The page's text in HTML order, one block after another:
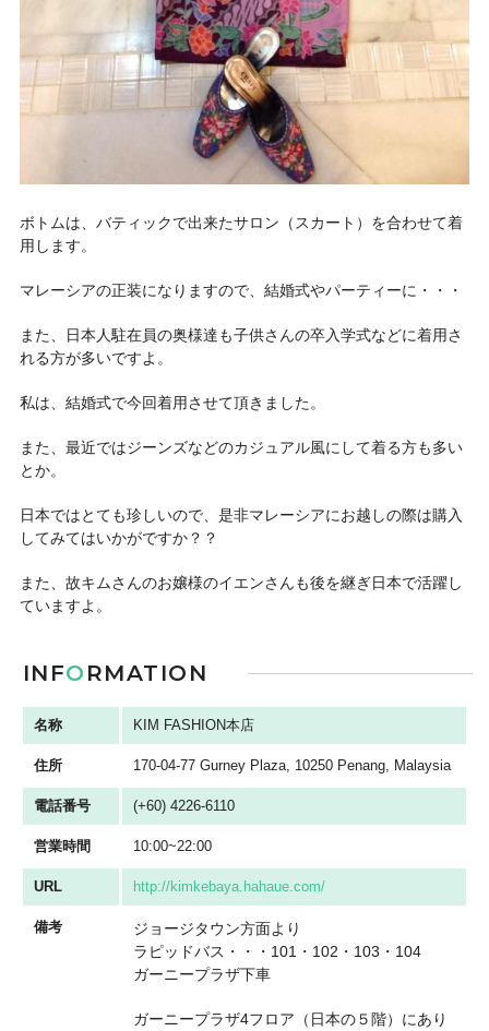
ボトムは、バティックで出来たサロン（スカート）を合わせて着
用します。
マレーシアの正装になりますので、結婚式やパーティーに・・・
また、日本人駐在員の奥様達も子供さんの卒入学式などに着用さ
れる方が多いですよ。
私は、結婚式で今回着用させて頂きました。
また、最近ではジーンズなどのカジュアル風にして着る方も多い
とか。
日本ではとても珍しいので、是非マレーシアにお越しの際は購入
してみてはいかがですか？？
また、故キムさんのお嬢様のイエンさんも後を継ぎ日本で活躍し
ていますよ。
INFO RMATION
名称 KIM FASHION本店
住所 170-04-77 Gurney Plaza, 10250 Penang, Malaysia
電話番号 (+60) 4226-6110
営業時間 10:00~22:00
URL http://kimkebaya.hahaue.com/
備考
ジョージタウン方面より
ラピッドバス・・・101・102・103・104
ガーニープラザ下車
ガーニープラザ4フロア（日本の５階）にあり